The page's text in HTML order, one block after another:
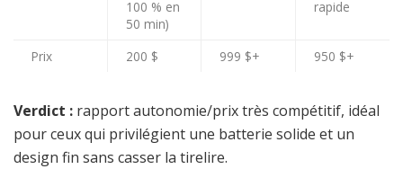
100 % en
50 min)
rapide
Prix 200 $ 999 $+ 950 $+
Verdict : rapport autonomie/prix très compétitif, idéal
pour ceux qui privilégient une batterie solide et un
design fin sans casser la tirelire.